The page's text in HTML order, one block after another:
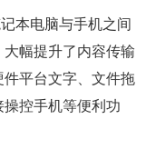
本电脑与手机之间
幅提升了内容传输
平台文字、文件拖
控手机等便利功